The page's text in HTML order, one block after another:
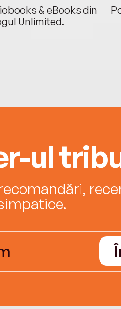
& eBooks din
Unlimited.
ul